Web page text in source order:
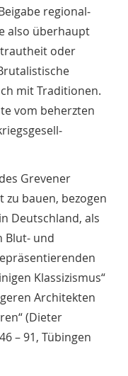
regional­
also überhaupt
oder
mit Traditionen.
vom beherzten
Grevener
zu bauen, bezogen
Deutschland, als
Blut- und
Klassizismus“
Architekten
(Dieter
– 91, Tübingen